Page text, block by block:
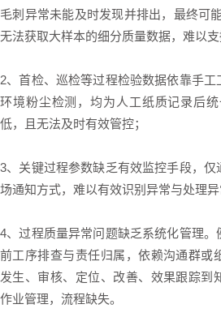
毛刺异常未能及时发现并排出，最终可
无法获取大样本的细分质量数据，难以支
2、首检、巡检等过程检验数据依靠手工
环境粉尘检测，均为人工纸质记录后
低，且无法及时有效管控；
3、关键过程参数缺乏有效监控手段，
场通知方式，难以有效识别异常与处理异
4、过程质量异常问题缺乏系统化管理
前工序排查与责任归属，依赖沟通群或
发生、审核、定位、改善、效果跟踪到
作业管理，流程缺失。